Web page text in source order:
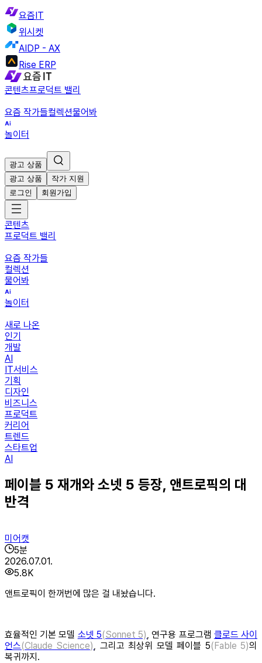
요즘IT
위시켓
AIDP - AX
Rise ERP
콘텐츠프로덕트 밸리
요즘 작가들컬렉션물어봐
놀이터
광고 상품
광고 상품
작가 지원
로그인
회원가입
콘텐츠
프로덕트 밸리
요즘 작가들
컬렉션
물어봐
놀이터
새로 나온
인기
개발
AI
IT서비스
기획
디자인
비즈니스
프로덕트
커리어
트렌드
스타트업
AI
페이블 5 재개와 소넷 5 등장, 앤트로픽의 대
반격
미어캣
5분
2026.07.01.
5.8K
앤트로픽이 한꺼번에 많은 걸 내놨습니다.
효율적인 기본 모델 소넷 5(Sonnet 5), 연구용 프로그램 클로드 사이
언스(Claude Science), 그리고 최상위 모델 페이블 5(Fable 5)의
복귀까지.